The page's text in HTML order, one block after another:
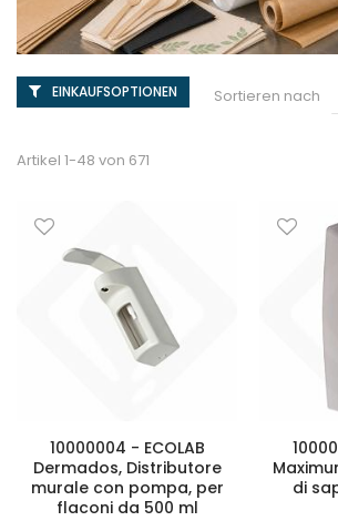
Artikel 1-48 von 671
Sortieren nach
10000004 - ECOLAB
Dermados, Distributore
murale con pompa, per
flaconi da 500 ml
di
EINKAUFSOPTIONEN